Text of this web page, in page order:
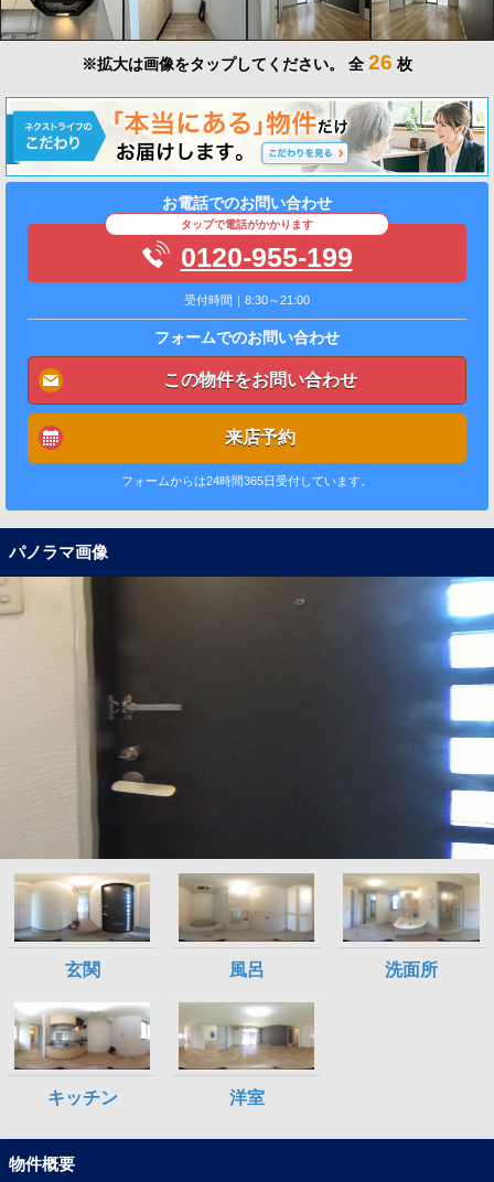
※拡大は画像をタップしてください。 全 26 枚
お電話でのお問い合わせ
タップで電話がかかります
0120-955-199
受付時間｜8:30～21:00
フォームでのお問い合わせ
この物件をお問い合わせ
来店予約
フォームからは24時間365日受付しています。
パノラマ画像
物件概要